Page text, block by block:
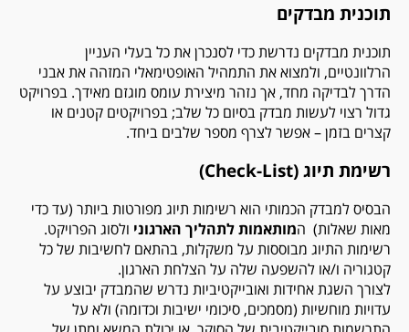
תוכנית מבדקים
תוכנית מבדקים נדרשת כדי לסנכרן את כל בעלי העניין
הרלוונטיים, ולמצוא את התמהיל האופטימאלי המזהה את אבני
הדרך לבדיקה מחד, אך נזהר מיצירת עומס מוגזם מאידך. בפרויקט
גדול רצוי לעשות מבדק בסיום כל שלב; בפרויקטים קטנים או
קצרים בזמן – אפשר לצרף מספר שלבים ביחד.
רשימת תיוג (Check-List)
הבסיס למבדק הכמותי הוא רשימות תיוג מפורטות ביותר (עד כדי
מאות שאלות) המותאמותלתהליך הארגוני ולסוג הפרויקט.
רשימות התיוג מבוססות על משקלות, בהתאם לחשיבות של כל
קטגוריה ו/או להשפעה שלה על הצלחת הארגון.
לצורך השגת אחידות ואובייקטיביות נדרש שהמבדק יבוצע על
עדויות מוחשיות (מסמכים, סיכומי ישיבות וכדומה) ולא על